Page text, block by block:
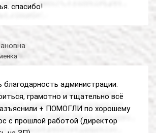
спасибо!
благодарность администрации.
грамотно и тщательно всё
+ ПОМОГЛИ по хорошему
с прошлой работой (директор